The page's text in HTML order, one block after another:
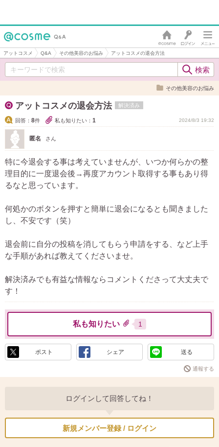
アットコスメ Q&A その他美容のお悩み アットコスメの退会方法
その他美容のお悩み
アットコスメの退会方法 解決済み
回答： 8件 私も知りたい： 1 2024/8/3 19:32
匿名 さん
特に今退会する事は考えていませんが、いつか何らかの整
理目的に一度退会後→再度アカウント取得する事もあり得
るなと思っています。
何処かのボタンを押すと簡単に退会になるとも聞きました
し、不安です（笑）
退会前に自分の投稿を消してもらう申請をする、など上手
な手順があれば教えてくださいませ。
解決済みでも有益な情報ならコメントくださって大丈夫で
す！
私も知りたい 1
ポスト シェア 送る
通報する
ログインして回答してね！
新規メンバー登録 / ログイン